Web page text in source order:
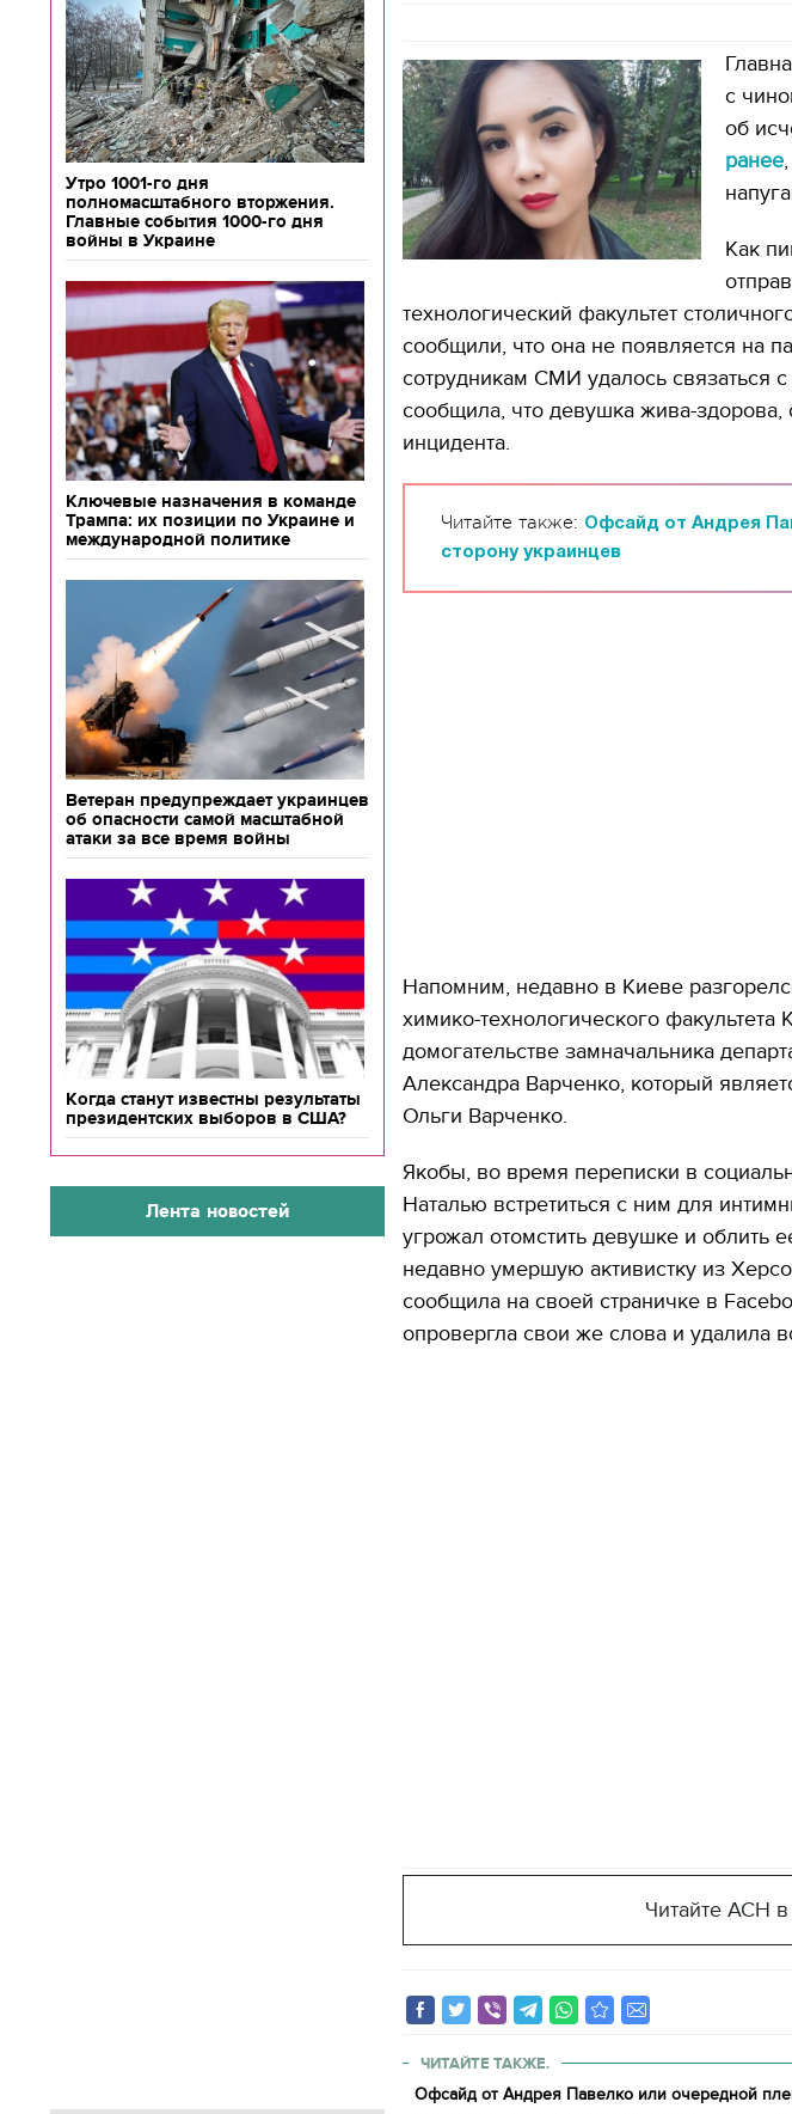
Утро 1001-го дня
полномасштабного вторжения.
Главные события 1000-го дня
войны в Украине
Ключевые назначения в команде
Трампа: их позиции по Украине и
международной политике
Ветеран предупреждает украинцев
об опасности самой масштабной
атаки за все время войны
Когда станут известны результаты
президентских выборов в США?
Лента новостей
с
об
ранее
Как
технологический факультет
сообщили, что она не появляется на
сотрудникам СМИ удалось связаться
сообщила, что девушка жива-здорова,
инцидента.
Читайте также: Офсайд от Андрея
сторону украинцев
Напомним, недавно в Киеве
химико-технологического
домогательстве замначальника
Александра Варченко, который
Ольги Варченко.
Якобы, во время переписки в
Наталью встретиться с ним для
угрожал отомстить девушке и облить
недавно умершую активистку из
сообщила на своей страничке в
опровергла свои же слова и удалила
Читайте АСН
ЧИТАЙТЕ ТАКЖЕ.
Офсайд от Андрея Павелко или очередной